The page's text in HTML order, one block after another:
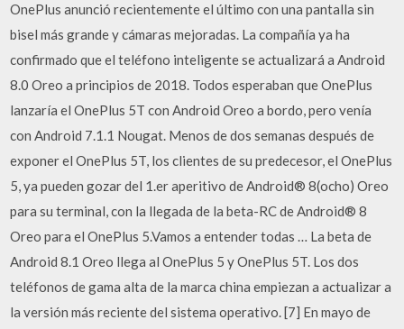
OnePlus anunció recientemente el último con una pantalla sin
bisel más grande y cámaras mejoradas. La compañía ya ha
confirmado que el teléfono inteligente se actualizará a Android
8.0 Oreo a principios de 2018. Todos esperaban que OnePlus
lanzaría el OnePlus 5T con Android Oreo a bordo, pero venía
con Android 7.1.1 Nougat. Menos de dos semanas después de
exponer el OnePlus 5T, los clientes de su predecesor, el OnePlus
5, ya pueden gozar del 1.er aperitivo de Android® 8(ocho) Oreo
para su terminal, con la llegada de la beta-RC de Android® 8
Oreo para el OnePlus 5.Vamos a entender todas … La beta de
Android 8.1 Oreo llega al OnePlus 5 y OnePlus 5T. Los dos
teléfonos de gama alta de la marca china empiezan a actualizar a
la versión más reciente del sistema operativo. [7] En mayo de